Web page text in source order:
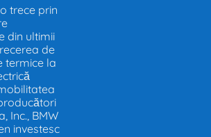
trece prin
din ultimii
de
termice la
Inc., BMW
investesc